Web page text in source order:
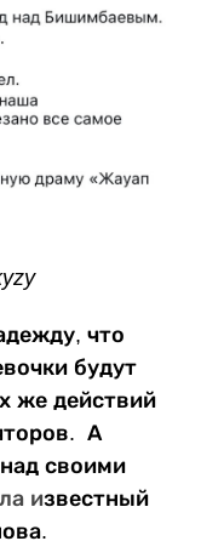
что
будут
же действий
А
своими
известный